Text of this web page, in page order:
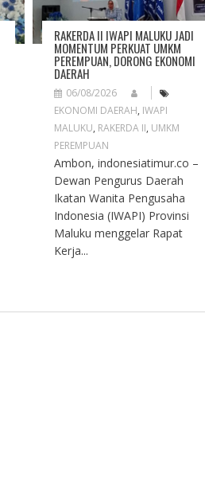
RAKERDA II IWAPI MALUKU JADI
MOMENTUM PERKUAT UMKM
PEREMPUAN, DORONG EKONOMI
DAERAH
06/08/2026
EKONOMI DAERAH, IWAPI
MALUKU, RAKERDA II, UMKM
PEREMPUAN
Ambon, indonesiatimur.co –
Dewan Pengurus Daerah
Ikatan Wanita Pengusaha
Indonesia (IWAPI) Provinsi
Maluku menggelar Rapat
Kerja...